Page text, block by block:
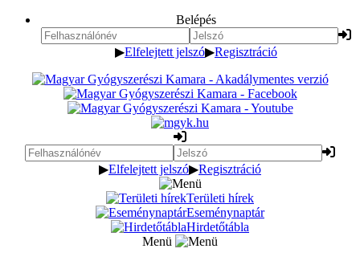
Belépés
▶Elfelejtett jelszó▶Regisztráció
▶Elfelejtett jelszó▶Regisztráció
Területi hírek
Eseménynaptár
Hirdetőtábla
Menü